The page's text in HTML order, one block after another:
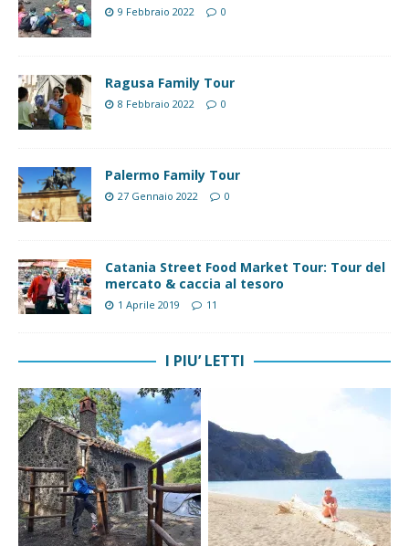
9 Febbraio 2022 0
Ragusa Family Tour
8 Febbraio 2022 0
Palermo Family Tour
27 Gennaio 2022 0
Catania Street Food Market Tour: Tour del
mercato & caccia al tesoro
1 Aprile 2019 11
I PIU’ LETTI